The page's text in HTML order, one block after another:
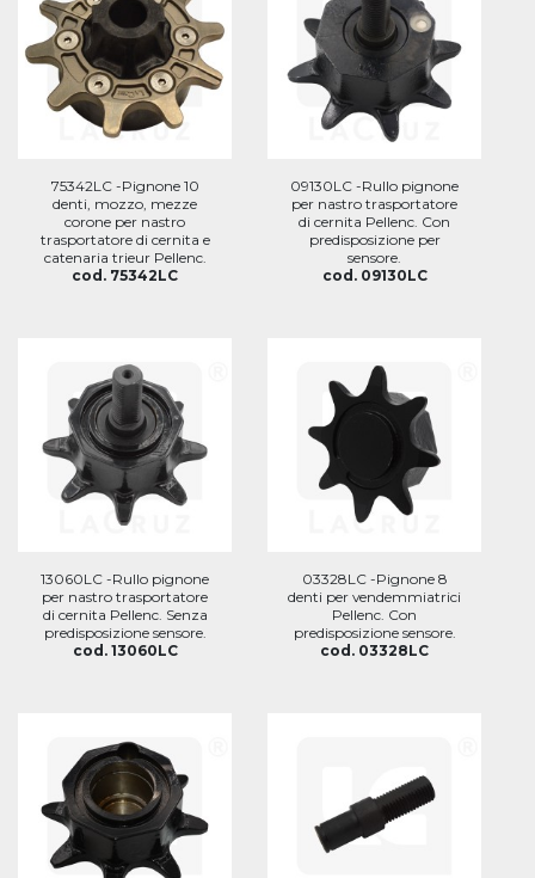
75342LC -Pignone 10
denti, mozzo, mezze
corone per nastro
trasportatore di cernita e
catenaria trieur Pellenc.
cod. 75342LC
09130LC -Rullo pignone
per nastro trasportatore
di cernita Pellenc. Con
predisposizione per
sensore.
cod. 09130LC
13060LC -Rullo pignone
per nastro trasportatore
di cernita Pellenc. Senza
predisposizione sensore.
cod. 13060LC
03328LC -Pignone 8
denti per vendemmiatrici
Pellenc. Con
predisposizione sensore.
cod. 03328LC